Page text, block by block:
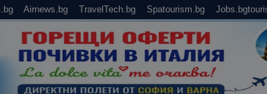
Airnews.bg TravelTech.bg Spatourism.bg